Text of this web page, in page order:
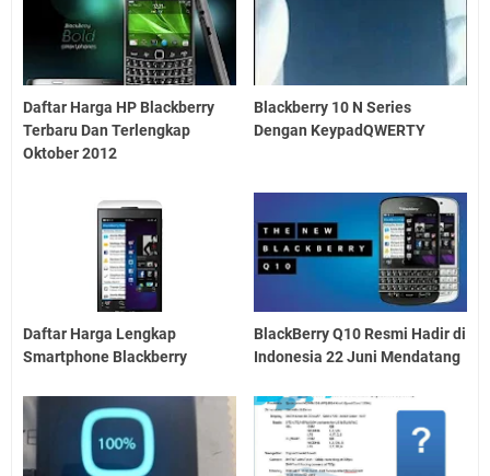
Daftar Harga HP Blackberry
Terbaru Dan Terlengkap
Oktober 2012
Blackberry 10 N Series
Dengan KeypadQWERTY
Daftar Harga Lengkap
Smartphone Blackberry
BlackBerry Q10 Resmi Hadir di
Indonesia 22 Juni Mendatang